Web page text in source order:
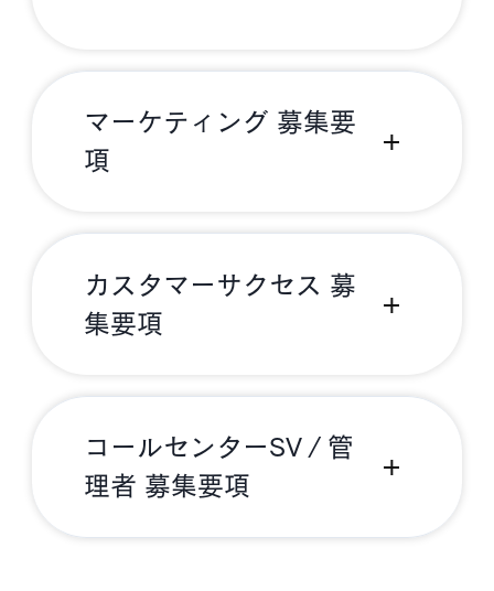
マーケティング 募集要
項
カスタマーサクセス 募
集要項
コールセンターSV ⁄ 管
理者 募集要項